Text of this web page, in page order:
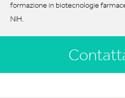
formazione in biotecnologie
NIH.